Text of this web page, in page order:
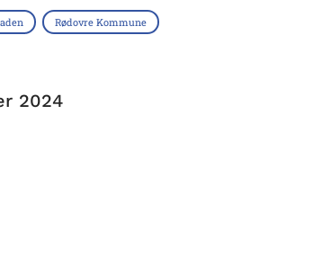
Rødovre Kommune
2024